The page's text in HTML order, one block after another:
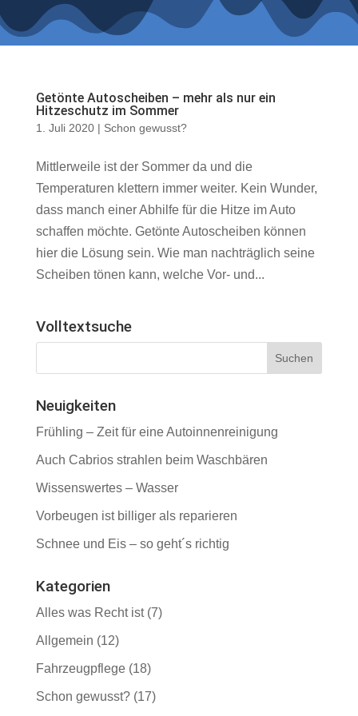
Getönte Autoscheiben – mehr als nur ein
Hitzeschutz im Sommer
1. Juli 2020| Schon gewusst?
Mittlerweile ist der Sommer da und die
Temperaturen klettern immer weiter. Kein Wunder,
dass manch einer Abhilfe für die Hitze im Auto
schaffen möchte. Getönte Autoscheiben können
hier die Lösung sein. Wie man nachträglich seine
Scheiben tönen kann, welche Vor- und...
Volltextsuche
Neuigkeiten
Frühling – Zeit für eine Autoinnenreinigung
Auch Cabrios strahlen beim Waschbären
Wissenswertes – Wasser
Vorbeugen ist billiger als reparieren
Schnee und Eis – so geht´s richtig
Kategorien
Alles was Recht ist(7)
Allgemein (12)
Fahrzeugpflege(18)
Schon gewusst?(17)